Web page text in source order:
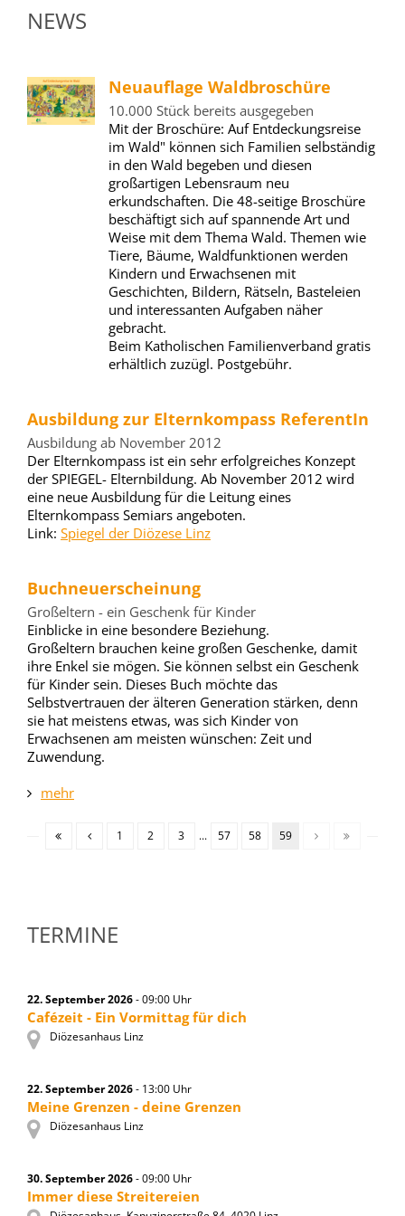
NEWS
Neuauflage Waldbroschüre
10.000 Stück bereits ausgegeben
Mit der Broschüre: Auf Entdeckungsreise
im Wald" können sich Familien selbständig
in den Wald begeben und diesen
großartigen Lebensraum neu
erkundschaften. Die 48-seitige Broschüre
beschäftigt sich auf spannende Art und
Weise mit dem Thema Wald. Themen wie
Tiere, Bäume, Waldfunktionen werden
Kindern und Erwachsenen mit
Geschichten, Bildern, Rätseln, Basteleien
und interessanten Aufgaben näher
gebracht.
Beim Katholischen Familienverband gratis
erhältlich zuzügl. Postgebühr.
Ausbildung zur Elternkompass ReferentIn
Ausbildung ab November 2012
Der Elternkompass ist ein sehr erfolgreiches Konzept
der SPIEGEL- Elternbildung. Ab November 2012 wird
eine neue Ausbildung für die Leitung eines
Elternkompass Semiars angeboten.
Link: Spiegel der Diözese Linz
Buchneuerscheinung
Großeltern - ein Geschenk für Kinder
Einblicke in eine besondere Beziehung.
Großeltern brauchen keine großen Geschenke, damit
ihre Enkel sie mögen. Sie können selbst ein Geschenk
für Kinder sein. Dieses Buch möchte das
Selbstvertrauen der älteren Generation stärken, denn
sie hat meistens etwas, was sich Kinder von
Erwachsenen am meisten wünschen: Zeit und
Zuwendung.
mehr
1 2 3 ... 57 58 59
TERMINE
22. September 2026- 09:00 Uhr
Cafézeit - Ein Vormittag für dich
Diözesanhaus Linz
22. September 2026- 13:00 Uhr
Meine Grenzen - deine Grenzen
Diözesanhaus Linz
30. September 2026- 09:00 Uhr
Immer diese Streitereien